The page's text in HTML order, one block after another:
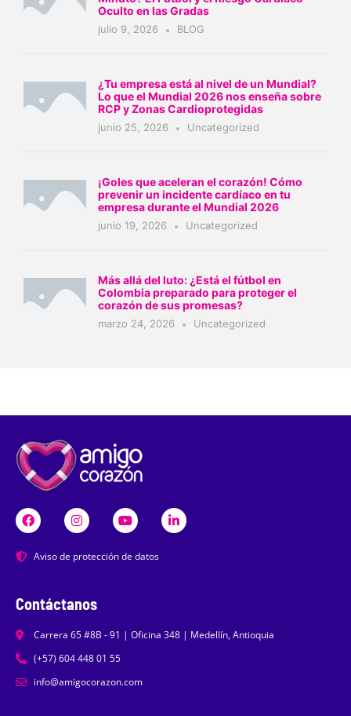
Oculto en las Gradas
julio 9, 2026 BLOG
¿Tu empresa está al nivel de un Mundial?
Lo que el Mundial 2026 nos enseña sobre
RCP y Zonas Cardioprotegidas
junio 25, 2026 Uncategorized
¡Goles que aceleran el corazón! Cómo
prevenir un incidente cardíaco en tu
empresa durante el Mundial 2026
junio 19, 2026 Uncategorized
Más allá del luto: ¿Está el fútbol en
Colombia preparado para proteger el
corazón de sus promesas?
marzo 24, 2026 Uncategorized
Aviso de protección de datos
Contáctanos
Carrera 65 #8B - 91 | Oficina 348 | Medellín, Antioquia
(+57) 604 448 01 55
info@amigocorazon.com